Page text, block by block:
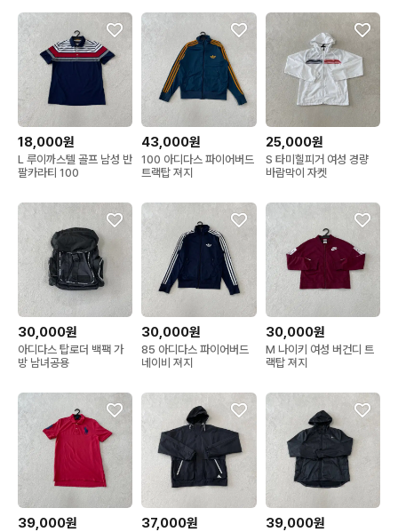
18,000원
L 루이까스텔 골프 남성 반
팔카라티 100
43,000원
100 아디다스 파이어버드
트랙탑 져지
25,000원
S 타미힐피거 여성 경량
바람막이 자켓
30,000원
아디다스 탑로더 백팩 가
방 남녀공용
30,000원
85 아디다스 파이어버드
네이비 져지
30,000원
M 나이키 여성 버건디 트
랙탑 져지
39,000원 37,000원 39,000원